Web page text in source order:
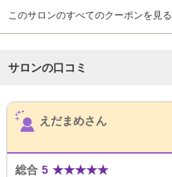
このサロンのすべてのクーポンを見る
サロンの口コミ
サロンPick Up
えだまめさん
総合 5 ★★★★★